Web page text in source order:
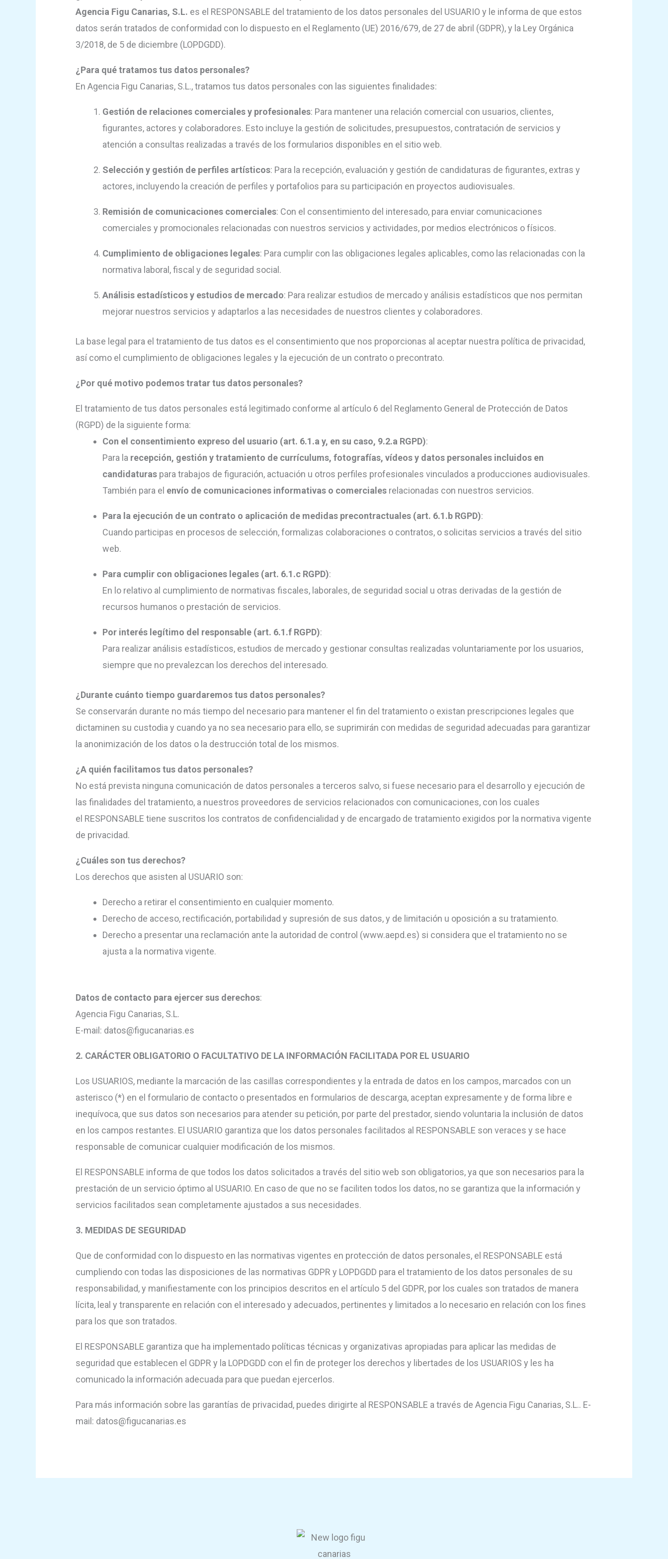
Agencia Figu Canarias, S.L. es el RESPONSABLE del tratamiento de los datos personales del USUARIO y le informa de que estos
datos serán tratados de conformidad con lo dispuesto en el Reglamento (UE) 2016/679, de 27 de abril (GDPR), y la Ley Orgánica
3/2018, de 5 de diciembre (LOPDGDD).
¿Para qué tratamos tus datos personales?
En Agencia Figu Canarias, S.L., tratamos tus datos personales con las siguientes finalidades:
Gestión de relaciones comerciales y profesionales: Para mantener una relación comercial con usuarios, clientes,
figurantes, actores y colaboradores. Esto incluye la gestión de solicitudes, presupuestos, contratación de servicios y
atención a consultas realizadas a través de los formularios disponibles en el sitio web.
Selección y gestión de perfiles artísticos: Para la recepción, evaluación y gestión de candidaturas de figurantes, extras y
actores, incluyendo la creación de perfiles y portafolios para su participación en proyectos audiovisuales.
Remisión de comunicaciones comerciales: Con el consentimiento del interesado, para enviar comunicaciones
comerciales y promocionales relacionadas con nuestros servicios y actividades, por medios electrónicos o físicos.
Cumplimiento de obligaciones legales: Para cumplir con las obligaciones legales aplicables, como las relacionadas con la
normativa laboral, fiscal y de seguridad social.
Análisis estadísticos y estudios de mercado: Para realizar estudios de mercado y análisis estadísticos que nos permitan
mejorar nuestros servicios y adaptarlos a las necesidades de nuestros clientes y colaboradores.
La base legal para el tratamiento de tus datos es el consentimiento que nos proporcionas al aceptar nuestra política de privacidad,
así como el cumplimiento de obligaciones legales y la ejecución de un contrato o precontrato.
¿Por qué motivo podemos tratar tus datos personales?
El tratamiento de tus datos personales está legitimado conforme al artículo 6 del Reglamento General de Protección de Datos
(RGPD) de la siguiente forma:
Con el consentimiento expreso del usuario (art. 6.1.a y, en su caso, 9.2.a RGPD):
Para la recepción, gestión y tratamiento de currículums, fotografías, vídeos y datos personales incluidos en
candidaturas para trabajos de figuración, actuación u otros perfiles profesionales vinculados a producciones audiovisuales.
También para el envío de comunicaciones informativas o comerciales relacionadas con nuestros servicios.
Para la ejecución de un contrato o aplicación de medidas precontractuales (art. 6.1.b RGPD):
Cuando participas en procesos de selección, formalizas colaboraciones o contratos, o solicitas servicios a través del sitio
web.
Para cumplir con obligaciones legales (art. 6.1.c RGPD):
En lo relativo al cumplimiento de normativas fiscales, laborales, de seguridad social u otras derivadas de la gestión de
recursos humanos o prestación de servicios.
Por interés legítimo del responsable (art. 6.1.f RGPD):
Para realizar análisis estadísticos, estudios de mercado y gestionar consultas realizadas voluntariamente por los usuarios,
siempre que no prevalezcan los derechos del interesado.
¿Durante cuánto tiempo guardaremos tus datos personales?
Se conservarán durante no más tiempo del necesario para mantener el fin del tratamiento o existan prescripciones legales que
dictaminen su custodia y cuando ya no sea necesario para ello, se suprimirán con medidas de seguridad adecuadas para garantizar
la anonimización de los datos o la destrucción total de los mismos.
¿A quién facilitamos tus datos personales?
No está prevista ninguna comunicación de datos personales a terceros salvo, si fuese necesario para el desarrollo y ejecución de
las finalidades del tratamiento, a nuestros proveedores de servicios relacionados con comunicaciones, con los cuales
el RESPONSABLE tiene suscritos los contratos de confidencialidad y de encargado de tratamiento exigidos por la normativa vigente
de privacidad.
¿Cuáles son tus derechos?
Los derechos que asisten al USUARIO son:
Derecho a retirar el consentimiento en cualquier momento.
Derecho de acceso, rectificación, portabilidad y supresión de sus datos, y de limitación u oposición a su tratamiento.
Derecho a presentar una reclamación ante la autoridad de control (www.aepd.es) si considera que el tratamiento no se
ajusta a la normativa vigente.
Datos de contacto para ejercer sus derechos:
Agencia Figu Canarias, S.L.
E-mail: datos@figucanarias.es
2. CARÁCTER OBLIGATORIO O FACULTATIVO DE LA INFORMACIÓN FACILITADA POR EL USUARIO
Los USUARIOS, mediante la marcación de las casillas correspondientes y la entrada de datos en los campos, marcados con un
asterisco (*) en el formulario de contacto o presentados en formularios de descarga, aceptan expresamente y de forma libre e
inequívoca, que sus datos son necesarios para atender su petición, por parte del prestador, siendo voluntaria la inclusión de datos
en los campos restantes. El USUARIO garantiza que los datos personales facilitados al RESPONSABLE son veraces y se hace
responsable de comunicar cualquier modificación de los mismos.
El RESPONSABLE informa de que todos los datos solicitados a través del sitio web son obligatorios, ya que son necesarios para la
prestación de un servicio óptimo al USUARIO. En caso de que no se faciliten todos los datos, no se garantiza que la información y
servicios facilitados sean completamente ajustados a sus necesidades.
3. MEDIDAS DE SEGURIDAD
Que de conformidad con lo dispuesto en las normativas vigentes en protección de datos personales, el RESPONSABLE está
cumpliendo con todas las disposiciones de las normativas GDPR y LOPDGDD para el tratamiento de los datos personales de su
responsabilidad, y manifiestamente con los principios descritos en el artículo 5 del GDPR, por los cuales son tratados de manera
lícita, leal y transparente en relación con el interesado y adecuados, pertinentes y limitados a lo necesario en relación con los fines
para los que son tratados.
El RESPONSABLE garantiza que ha implementado políticas técnicas y organizativas apropiadas para aplicar las medidas de
seguridad que establecen el GDPR y la LOPDGDD con el fin de proteger los derechos y libertades de los USUARIOS y les ha
comunicado la información adecuada para que puedan ejercerlos.
Para más información sobre las garantías de privacidad, puedes dirigirte al RESPONSABLE a través de Agencia Figu Canarias, S.L.. E-
mail: datos@figucanarias.es